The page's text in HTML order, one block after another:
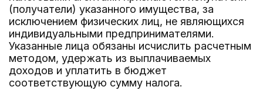
(получатели) указанного имущества, за
исключением физических лиц, не являющихся
индивидуальными предпринимателями.
Указанные лица обязаны исчислить расчетным
методом, удержать из выплачиваемых
доходов и уплатить в бюджет
соответствующую сумму налога.